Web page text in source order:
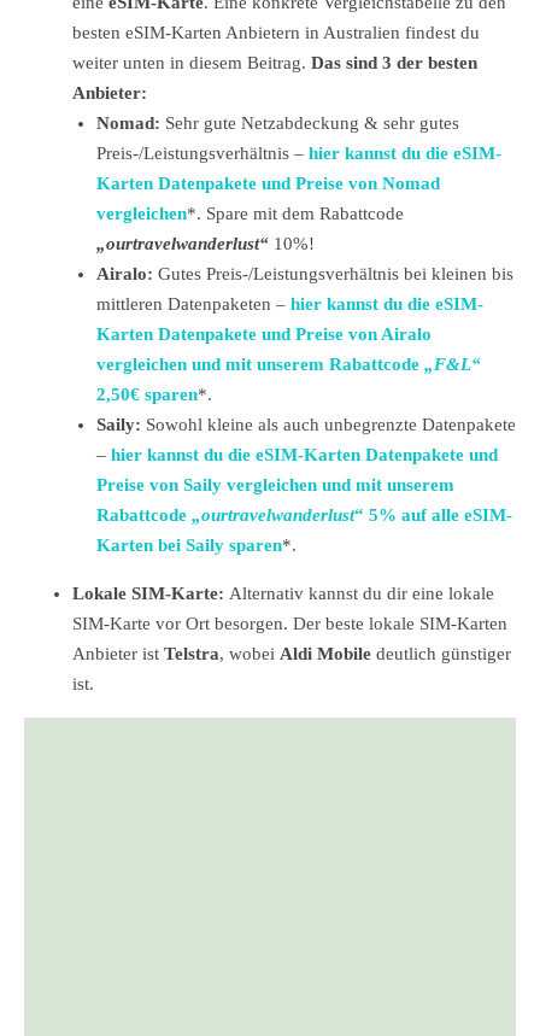
besten eSIM-Karten Anbietern in Australien findest du
weiter unten in diesem Beitrag. Das sind 3 der besten
Anbieter:
Nomad: Sehr gute Netzabdeckung & sehr gutes
Preis-/Leistungsverhältnis – hier kannst du die eSIM-
Karten Datenpakete und Preise von Nomad
vergleichen*. Spare mit dem Rabattcode
„ourtravelwanderlust“ 10%!
Airalo: Gutes Preis-/Leistungsverhältnis bei kleinen bis
mittleren Datenpaketen – hier kannst du die eSIM-
Karten Datenpakete und Preise von Airalo
vergleichen und mit unserem Rabattcode „F&L“
2,50€ sparen*.
Saily: Sowohl kleine als auch unbegrenzte Datenpakete
– hier kannst du die eSIM-Karten Datenpakete und
Preise von Saily vergleichen und mit unserem
Rabattcode „ourtravelwanderlust“ 5% auf alle eSIM-
Karten bei Saily sparen*.
Lokale SIM-Karte: Alternativ kannst du dir eine lokale
SIM-Karte vor Ort besorgen. Der beste lokale SIM-Karten
Anbieter ist Telstra, wobei Aldi Mobile deutlich günstiger
ist.